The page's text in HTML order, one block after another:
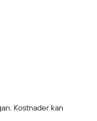
Kostnader kan